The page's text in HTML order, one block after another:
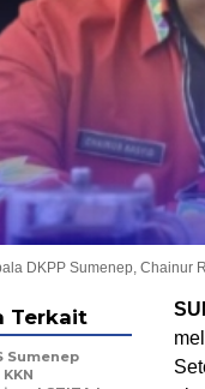
DKPP Sumenep, Chainur
Terkait
Sumenep